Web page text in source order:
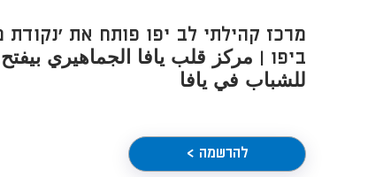
מרכז קהילתי לב יפו פותח את
ביפו | مركز قلب يافا الجماهيري
للشباب في يافا
להרשמה >